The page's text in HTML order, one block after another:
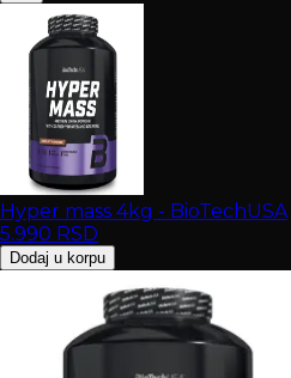
Hyper mass 4kg - BioTechUSA
5.990 RSD
Dodaj u korpu